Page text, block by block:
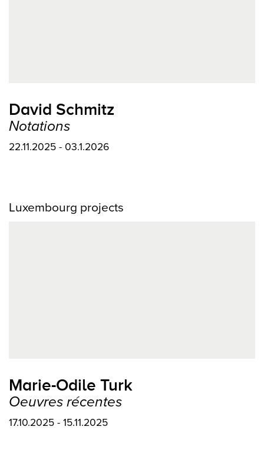
David Schmitz
Notations
22.11.2025 - 03.1.2026
Luxembourg projects
Marie-Odile Turk
Oeuvres récentes
17.10.2025 - 15.11.2025